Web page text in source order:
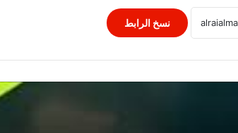
نسخ الرابط
للموسم الجديد